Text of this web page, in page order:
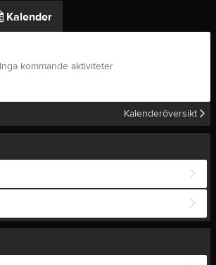
Kalender
Inga kommande aktiviteter
Kalenderöversikt